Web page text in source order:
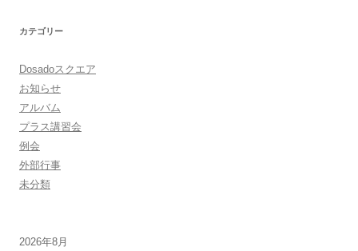
カテゴリー
Dosadoスクエア
お知らせ
アルバム
プラス講習会
例会
外部行事
未分類
2026年8月